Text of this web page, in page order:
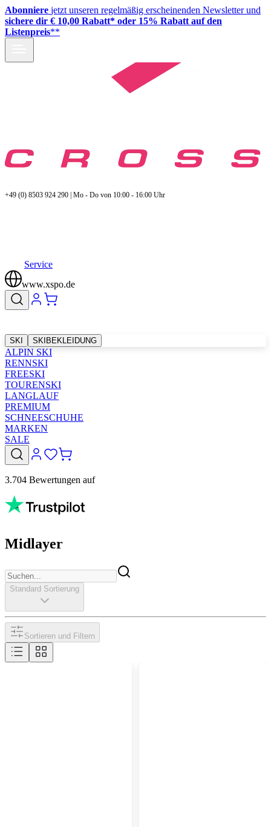
Abonniere jetzt unseren regelmäßig erscheinenden Newsletter und
sichere dir € 10,00 Rabatt* oder 15% Rabatt auf den
Listenpreis**
+49 (0) 8503 924 290 | Mo - Do von 10:00 - 16:00 Uhr
Service
www.xspo.de
SKI SKIBEKLEIDUNG
ALPIN SKI
RENNSKI
FREESKI
TOURENSKI
LANGLAUF
PREMIUM
SCHNEESCHUHE
MARKEN
SALE
3.704 Bewertungen auf
Midlayer
Standard Sortierung
Sortieren und Filtern